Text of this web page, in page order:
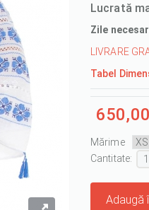
Lucrată
Zile
LIVRARE
Tabel
Mărime
Cantitate :